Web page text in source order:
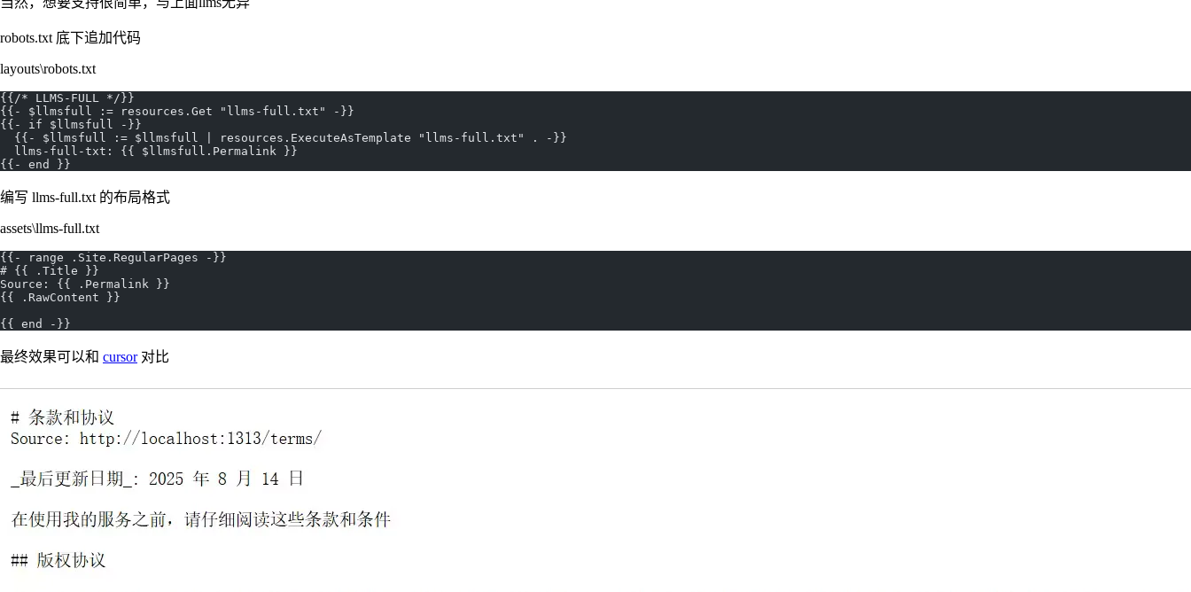
robots.txt 底下追加代码
layouts\robots.txt
{{/* LLMS-FULL */}}
{{- $llmsfull := resources.Get "llms-full.txt" -}}
{{- if $llmsfull -}}
  {{- $llmsfull := $llmsfull | resources.ExecuteAsTemplate "llms-full.txt" . -}}
  llms-full-txt: {{ $llmsfull.Permalink }}
{{- end }}
编写 llms-full.txt 的布局格式
assets\llms-full.txt
{{- range .Site.RegularPages -}}
# {{ .Title }}
Source: {{ .Permalink }}
{{ .RawContent }}
{{ end -}}
最终效果可以和 cursor对比